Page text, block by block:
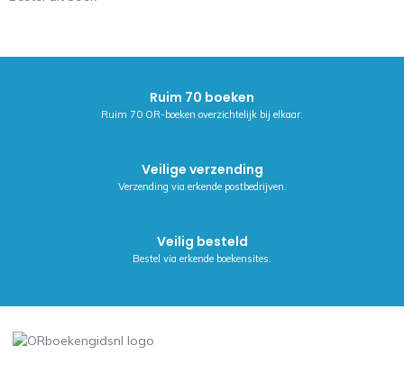
Ruim 70 boeken
Ruim 70 OR-boeken overzichtelijk bij elkaar.
Veilige verzending
Verzending via erkende postbedrijven.
Veilig besteld
Bestel via erkende boekensites.